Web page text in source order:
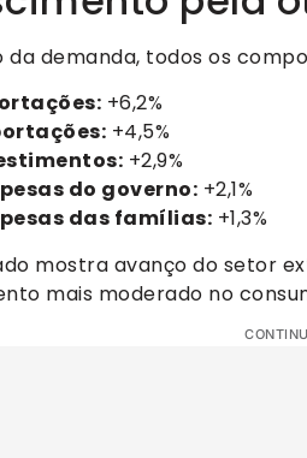
da demanda, todos os
+6,2%
+4,5%
+2,9%
do governo: +2,1%
das famílias: +1,3%
mostra avanço do setor
mais moderado no